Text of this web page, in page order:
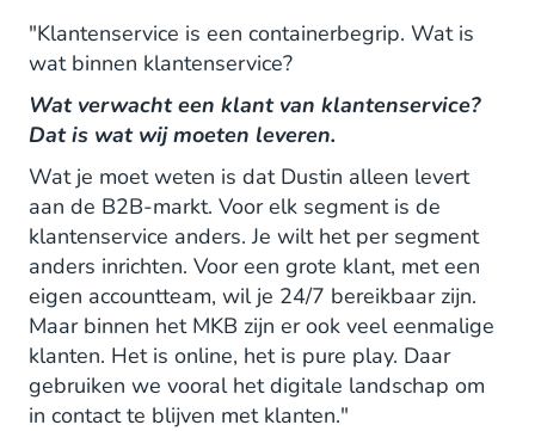
"Klantenservice is een containerbegrip. Wat is
wat binnen klantenservice?
Wat verwacht een klant van klantenservice?
Dat is wat wij moeten leveren.
Wat je moet weten is dat Dustin alleen levert
aan de B2B-markt. Voor elk segment is de
klantenservice anders. Je wilt het per segment
anders inrichten. Voor een grote klant, met een
eigen accountteam, wil je 24/7 bereikbaar zijn.
Maar binnen het MKB zijn er ook veel eenmalige
klanten. Het is online, het is pure play. Daar
gebruiken we vooral het digitale landschap om
in contact te blijven met klanten."